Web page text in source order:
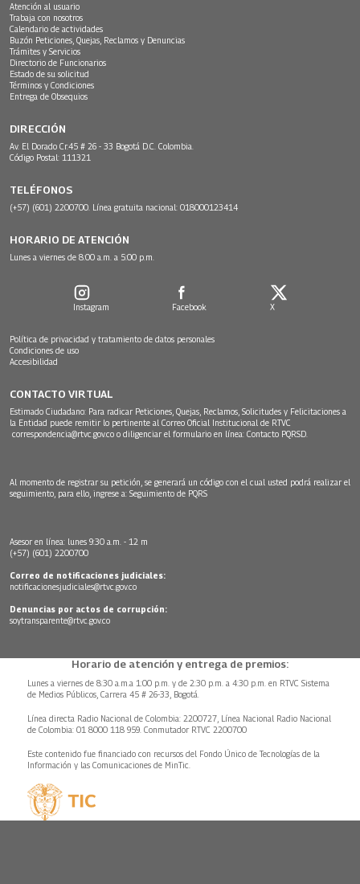
Atención al usuario
Trabaja con nosotros
Calendario de actividades
Buzón Peticiones, Quejas, Reclamos y Denuncias
Trámites y Servicios
Directorio de Funcionarios
Estado de su solicitud
Términos y Condiciones
Entrega de Obsequios
DIRECCIÓN
Av. El Dorado Cr.45 # 26 - 33 Bogotá D.C. Colombia.
Código Postal: 111321
TELÉFONOS
(+57) (601) 2200700. Línea gratuita nacional: 018000123414
HORARIO DE ATENCIÓN
Lunes a viernes de 8:00 a.m. a 5:00 p.m.
Instagram Facebook X
Política de privacidad y tratamiento de datos personales
Condiciones de uso
Accesibilidad
CONTACTO VIRTUAL
Estimado Ciudadano: Para radicar Peticiones, Quejas, Reclamos, Solicitudes y Felicitaciones a
la Entidad puede remitir lo pertinente al Correo Oficial Institucional de RTVC
correspondencia@rtvc.gov.co o diligenciar el formulario en línea: Contacto PQRSD.
Al momento de registrar su petición, se generará un código con el cual usted podrá realizar el
seguimiento, para ello, ingrese a: Seguimiento de PQRS
Asesor en línea: lunes 9:30 a.m. - 12 m
(+57) (601) 2200700
Correo de notificaciones judiciales:
notificacionesjudiciales@rtvc.gov.co
Denuncias por actos de corrupción:
soytransparente@rtvc.gov.co
Horario de atención y entrega de premios:
Lunes a viernes de 8:30 a.m.a 1:00 p.m. y de 2:30 p.m. a 4:30 p.m. en RTVC Sistema
de Medios Públicos, Carrera 45 # 26-33, Bogotá.
Línea directa Radio Nacional de Colombia: 2200727, Línea Nacional Radio Nacional
de Colombia: 01 8000 118 959. Conmutador RTVC 2200700
Este contenido fue financiado con recursos del Fondo Único de Tecnologías de la
Información y las Comunicaciones de MinTic.